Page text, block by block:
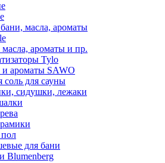
масла, ароматы
ароматы и пр.
Tylo
ароматы SAWO
соль для сауны
сидушки, лежаки
для бани
Blumenberg